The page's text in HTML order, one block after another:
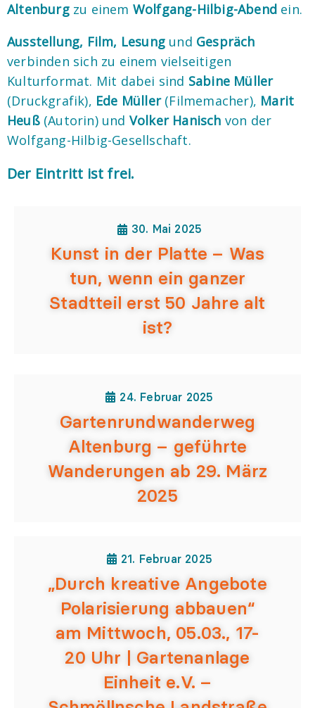
Altenburgzu einem Wolfgang-Hilbig-Abend ein.
Ausstellung, Film, Lesung und Gespräch
verbinden sich zu einem vielseitigen
Kulturformat. Mit dabei sind Sabine Müller
(Druckgrafik), Ede Müller(Filmemacher), Marit
Heuß(Autorin) und Volker Hanisch von der
Wolfgang-Hilbig-Gesellschaft.
Der Eintritt ist frei.
30. Mai 2025
Kunst in der Platte – Was
tun, wenn ein ganzer
Stadtteil erst 50 Jahre alt
ist?
24. Februar 2025
Gartenrundwanderweg
Altenburg – geführte
Wanderungen ab 29. März
2025
21. Februar 2025
„Durch kreative Angebote
Polarisierung abbauen“
am Mittwoch, 05.03., 17-
20 Uhr | Gartenanlage
Einheit e.V. –